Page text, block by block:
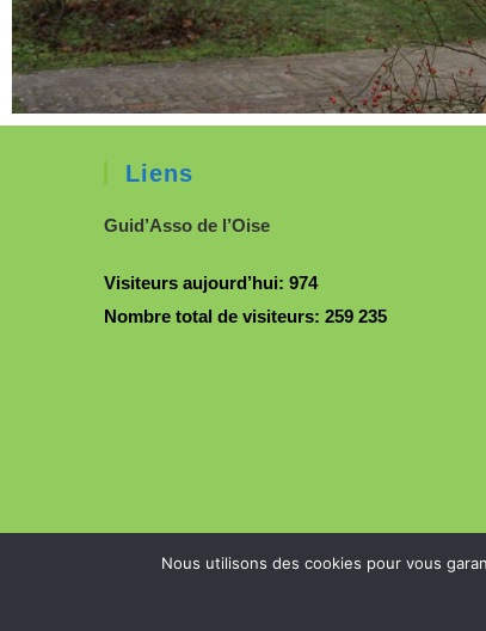
Liens
Guid’Asso de l’Oise
Visiteurs aujourd’hui: 974
Nombre total de visiteurs: 259 235
Nous utilisons des cookies pour vous